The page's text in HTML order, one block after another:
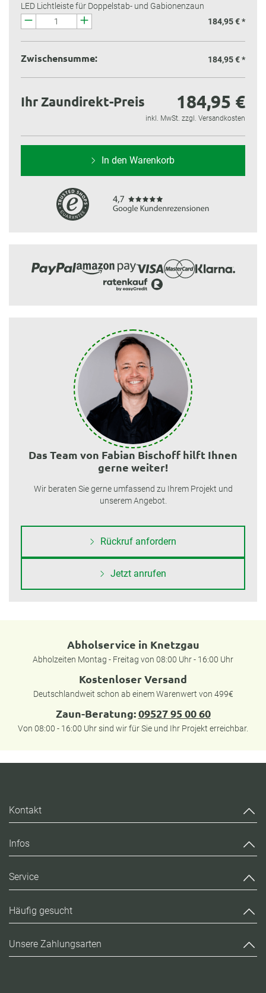
LED Lichtleiste für Doppelstab- und Gabionenzaun
184,95 € *
Zwischensumme: 184,95 €*
Ihr Zaundirekt-Preis 184,95 €
inkl. MwSt. zzgl. Versandkosten
In den Warenkorb
Das Team von Fabian Bischoff hilft Ihnen
gerne weiter!
Wir beraten Sie gerne umfassend zu Ihrem Projekt und
unserem Angebot.
Rückruf anfordern
Jetzt anrufen
Abholservice in Knetzgau
Abholzeiten Montag - Freitag von 08:00 Uhr - 16:00 Uhr
Kostenloser Versand
Deutschlandweit schon ab einem Warenwert von 499€
Zaun-Beratung:09527 95 00 60
Von 08:00 - 16:00 Uhr sind wir für Sie und Ihr Projekt erreichbar.
Kontakt
Infos
Service
Häufig gesucht
Unsere Zahlungsarten